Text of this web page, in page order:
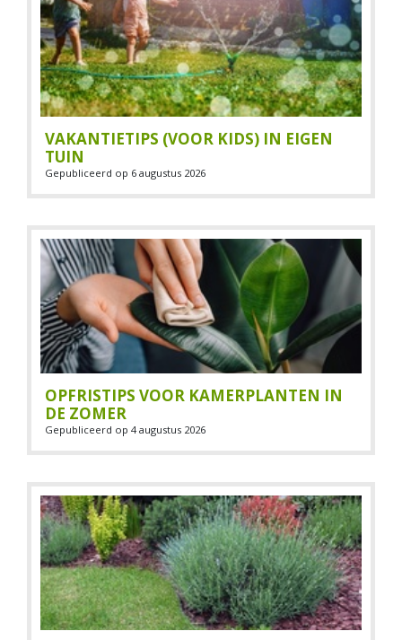
VAKANTIETIPS (VOOR KIDS) IN EIGEN
TUIN
Gepubliceerd op 6 augustus 2026
OPFRISTIPS VOOR KAMERPLANTEN IN
DE ZOMER
Gepubliceerd op 4 augustus 2026